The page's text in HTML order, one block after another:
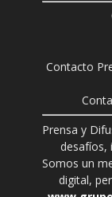
Contacto
Prensa y
desafíos,
Somos un
digital,